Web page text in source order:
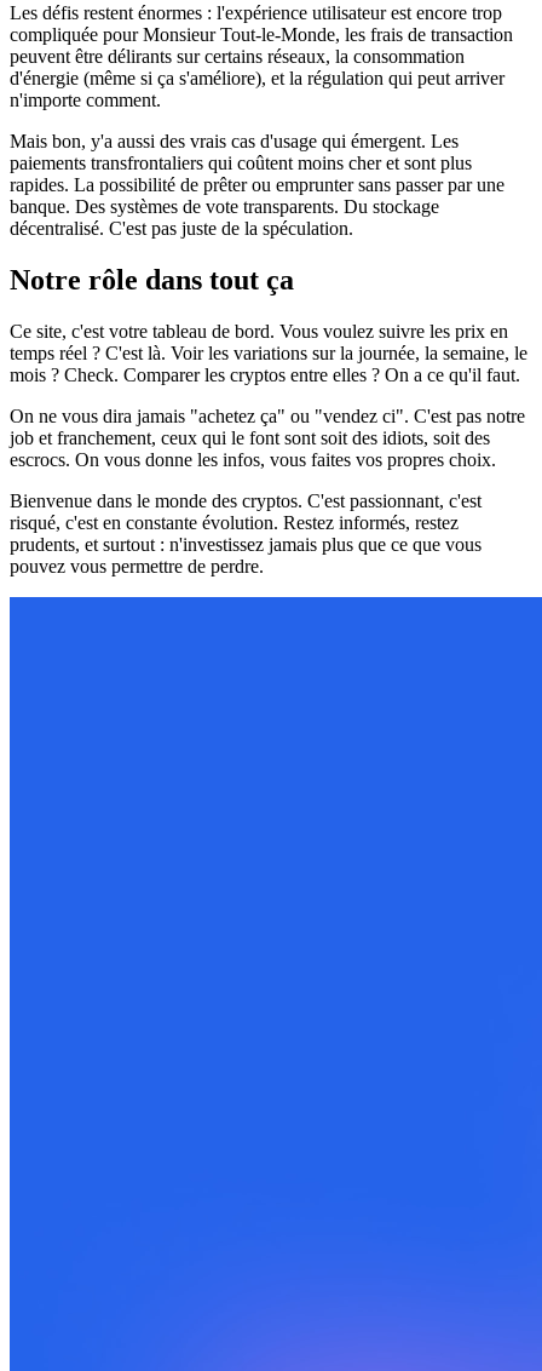
Les défis restent énormes : l'expérience utilisateur est encore trop
compliquée pour Monsieur Tout-le-Monde, les frais de transaction
peuvent être délirants sur certains réseaux, la consommation
d'énergie (même si ça s'améliore), et la régulation qui peut arriver
n'importe comment.
Mais bon, y'a aussi des vrais cas d'usage qui émergent. Les
paiements transfrontaliers qui coûtent moins cher et sont plus
rapides. La possibilité de prêter ou emprunter sans passer par une
banque. Des systèmes de vote transparents. Du stockage
décentralisé. C'est pas juste de la spéculation.
Notre rôle dans tout ça
Ce site, c'est votre tableau de bord. Vous voulez suivre les prix en
temps réel ? C'est là. Voir les variations sur la journée, la semaine, le
mois ? Check. Comparer les cryptos entre elles ? On a ce qu'il faut.
On ne vous dira jamais "achetez ça" ou "vendez ci". C'est pas notre
job et franchement, ceux qui le font sont soit des idiots, soit des
escrocs. On vous donne les infos, vous faites vos propres choix.
Bienvenue dans le monde des cryptos. C'est passionnant, c'est
risqué, c'est en constante évolution. Restez informés, restez
prudents, et surtout : n'investissez jamais plus que ce que vous
pouvez vous permettre de perdre.